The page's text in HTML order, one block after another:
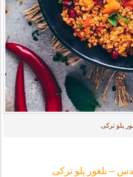
پلو ترکی
– بلغور پلو ترکی